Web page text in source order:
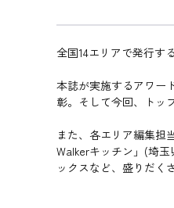
全国14エリアで発行す
本誌が実施するアワー
彰。そして今回、トッ
また、各エリア編集担
Walkerキッチン」(埼
ックスなど、盛りだく